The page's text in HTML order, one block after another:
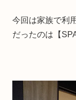
今回は家族で利
だったのは【